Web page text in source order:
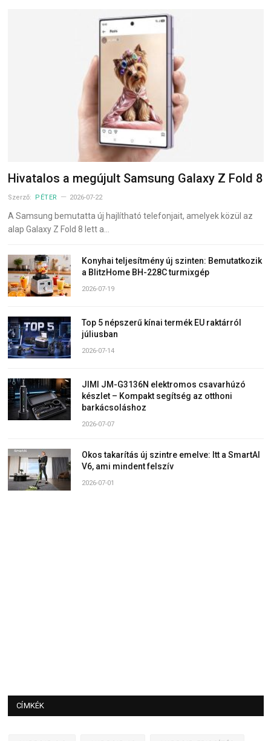
Hivatalos a megújult Samsung Galaxy Z Fold 8
Szerző: PÉTER 2026-07-22
A Samsung bemutatta új hajlítható telefonjait, amelyek közül az
alap Galaxy Z Fold 8 lett a…
Konyhai teljesítmény új szinten: Bemutatkozik
a BlitzHome BH-228C turmixgép
2026-07-19
Top 5 népszerű kínai termék EU raktárról
júliusban
2026-07-14
JIMI JM-G3136N elektromos csavarhúzó
készlet – Kompakt segítség az otthoni
barkácsoláshoz
2026-07-07
Okos takarítás új szintre emelve: Itt a SmartAI
V6, ami mindent felszív
2026-07-01
CÍMKÉK